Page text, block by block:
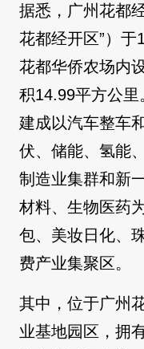
据悉，广州花都
花都经开区”）
花都华侨农场内
积14.99平方公
建成以汽车整车
伏、储能、氢能
制造业集群和新
材料、生物医药
包、美妆日化、
费产业集聚区。
其中，位于广州
业基地园区，拥